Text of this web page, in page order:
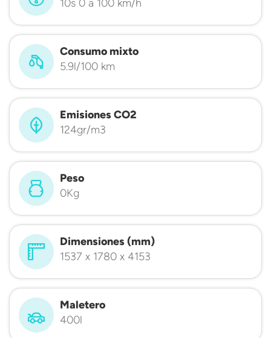
10s 0 a 100 km/h
Consumo mixto
5.9l/100 km
Emisiones CO2
124gr/m3
Peso
0Kg
Dimensiones (mm)
1537 x 1780 x 4153
Maletero
400l